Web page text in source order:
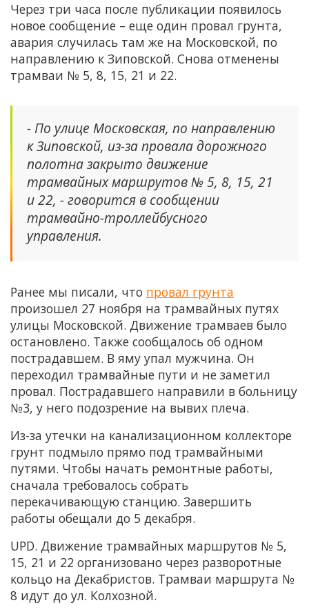
Через три часа после публикации появилось
новое сообщение – еще один провал грунта,
авария случилась там же на Московской, по
направлению к Зиповской. Снова отменены
трамваи № 5, 8, 15, 21 и 22.
- По улице Московская, по направлению
к Зиповской, из-за провала дорожного
полотна закрыто движение
трамвайных маршрутов № 5, 8, 15, 21
и 22, - говорится в сообщении
трамвайно-троллейбусного
управления.
Ранее мы писали, что провал грунта
произошел 27 ноября на трамвайных путях
улицы Московской. Движение трамваев было
остановлено. Также сообщалось об одном
пострадавшем. В яму упал мужчина. Он
переходил трамвайные пути и не заметил
провал. Пострадавшего направили в больницу
№3, у него подозрение на вывих плеча.
Из-за утечки на канализационном коллекторе
грунт подмыло прямо под трамвайными
путями. Чтобы начать ремонтные работы,
сначала требовалось собрать
перекачивающую станцию. Завершить
работы обещали до 5 декабря.
UPD. Движение трамвайных маршрутов № 5,
15, 21 и 22 организовано через разворотные
кольцо на Декабристов. Трамваи маршрута №
8 идут до ул. Колхозной.